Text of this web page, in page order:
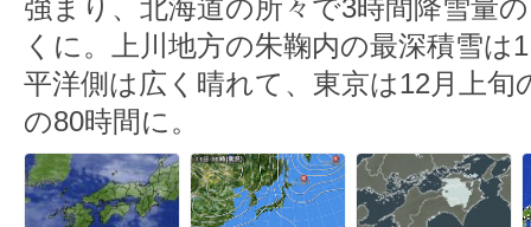
強まり、北海道の所々で3時間降雪量
くに。上川地方の朱鞠内の最深積雪は
平洋側は広く晴れて、東京は12月上旬
の80時間に。